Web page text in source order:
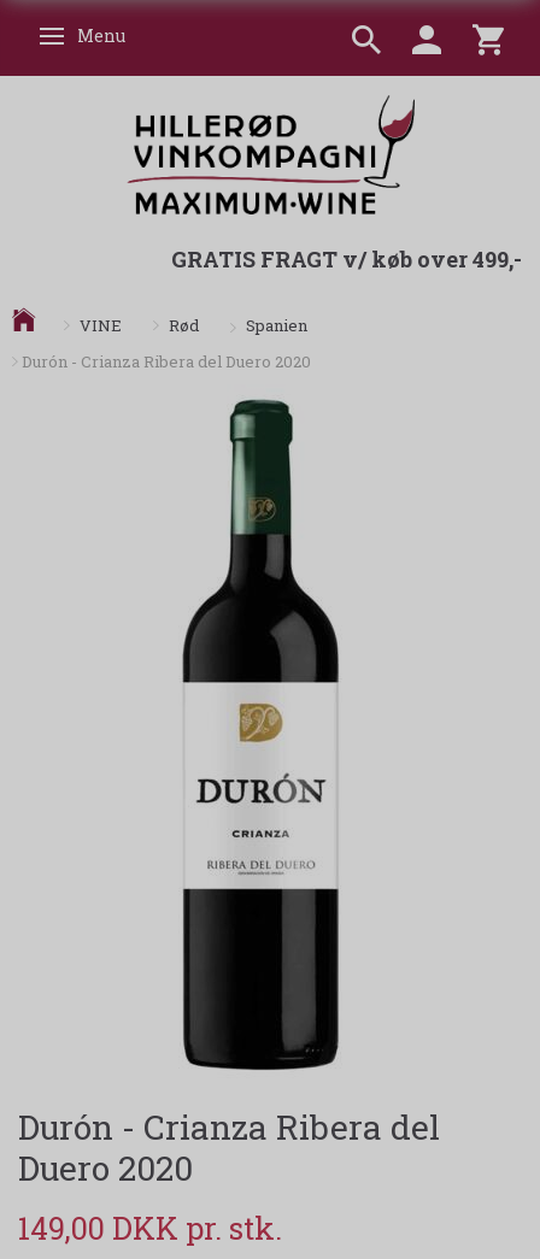
Skifte navigation
Menu
GRATIS FRAGT v/ køb over 499,-
VINE Rød
Spanien
Durón - Crianza Ribera del Duero 2020
Durón - Crianza Ribera del
Duero 2020
149,00 DKK